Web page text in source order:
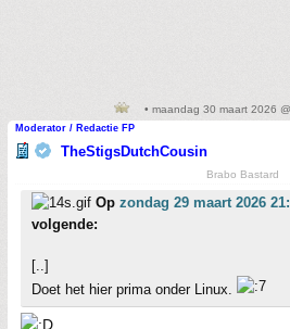
• maandag 30 maart 2026
Moderator / Redactie FP
TheStigsDutchCousin
Brabo Bastard
Op zondag 29 maart 2026
volgende:
[..]
Doet het hier prima onder Linux.